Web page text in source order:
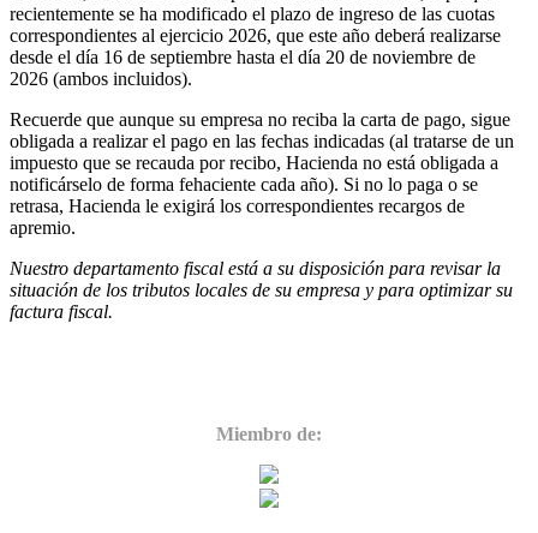
recientemente se ha modificado el plazo de ingreso de las cuotas
correspondientes al ejercicio 2026, que este año deberá realizarse
desde el día 16 de septiembre hasta el día 20 de noviembre de
2026 (ambos incluidos).
Recuerde que aunque su empresa no reciba la carta de pago, sigue
obligada a realizar el pago en las fechas indicadas (al tratarse de un
impuesto que se recauda por recibo, Hacienda no está obligada a
notificárselo de forma fehaciente cada año). Si no lo paga o se
retrasa, Hacienda le exigirá los correspondientes recargos de
apremio.
Nuestro departamento fiscal está a su disposición para revisar la
situación de los tributos locales de su empresa y para optimizar su
factura fiscal.
Miembro de: